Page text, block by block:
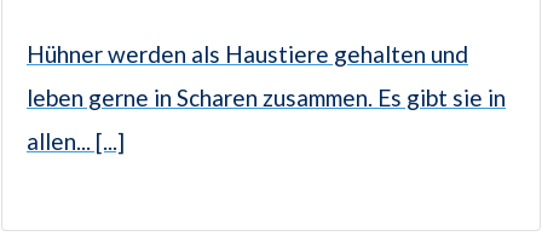
Hühner werden als Haustiere gehalten und
leben gerne in Scharen zusammen. Es gibt sie in
allen... [...]